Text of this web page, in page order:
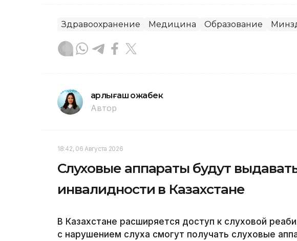
Здравоохранение Медицина Образование
Қарлығаш Қожабек
Автор
18:42, 06 Августа 2026
Слуховые аппараты будут
инвалидности в Казахстане
В Казахстане расширяется доступ к слуховой
с нарушением слуха смогут получать слуховые